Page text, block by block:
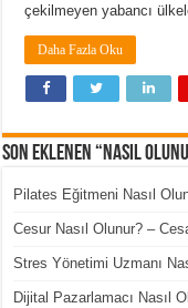
çekilmeyen yabancı
Daha Fazla Oku
Son Eklenen “Nasıl
Pilates Eğitmeni Nasıl
Cesur Nasıl Olunur? –
Stres Yönetimi Uzmanı
Dijital Pazarlamacı Nasıl